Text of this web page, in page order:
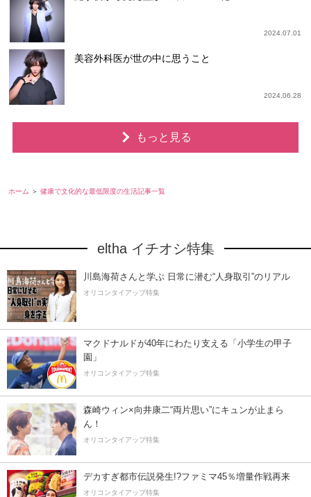
2024.07.01
美容外科医が世の中に思うこと
2024.06.28
もっと見る
ホーム 健康で文化的な最低限度の生活記事一覧
eltha イチオシ特集
川島海荷さんと学ぶ 日常に潜む“人身取引”のリアル
オリコンタイアップ特集
マクドナルドが40年にわたり支える「小学生の甲子
園」
オリコンタイアップ特集
森崎ウィン×向井康二“両片思い”にキュンが止まら
ん！
オリコンタイアップ特集
デカすぎ都市伝説発生!?ファミマ45％増量作戦再来
オリコンタイアップ特集